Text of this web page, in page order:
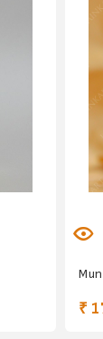
₹